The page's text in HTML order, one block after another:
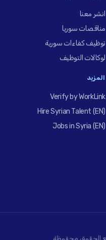
انشر معنا
مناقصات سوريا
توظيف كفاءات سورية
لوكالات التوظيف
المزيد
Verify by WorkLink
Hire Syrian Talent (EN)
Jobs in Syria (EN)